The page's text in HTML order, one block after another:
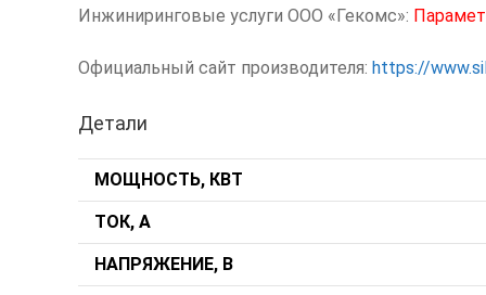
Инжиниринговые услуги ООО «Гекомс»:
Официальный сайт производителя: https://
Детали
МОЩНОСТЬ, КВТ
ТОК, А
НАПРЯЖЕНИЕ, В